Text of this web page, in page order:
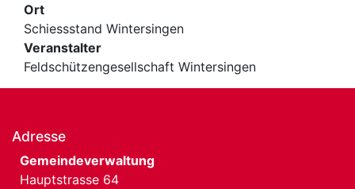
Ort
Schiessstand Wintersingen
Veranstalter
Feldschützengesellschaft Wintersingen
Adresse
Gemeindeverwaltung
Hauptstrasse 64